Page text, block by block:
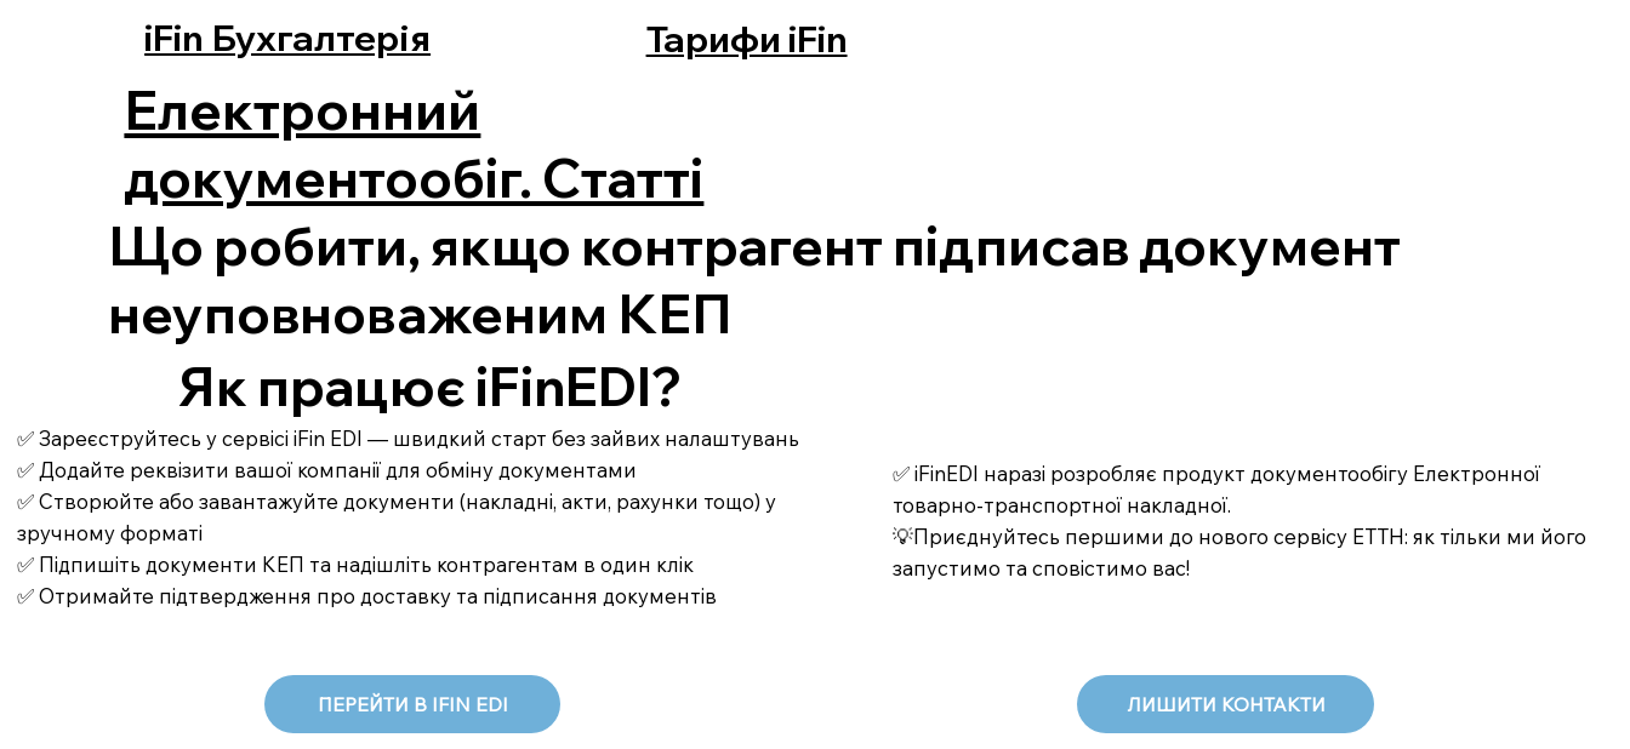
iFin Бухгалтерія Тарифи iFin
Електронний
документообіг. Статті
Що робити, якщо контрагент підписав документ
неуповноваженим КЕП
✅ Зареєструйтесь у сервісі iFin EDI — швидкий старт без зайвих налаштувань
✅ Додайте реквізити вашої компанії для обміну документами
✅ Створюйте або завантажуйте документи (накладні, акти, рахунки тощо) у
зручному форматі
✅ Підпишіть документи КЕП та надішліть контрагентам в один клік
✅ Отримайте підтвердження про доставку та підписання документів
Як працює iFinEDI?
ПЕРЕЙТИ В IFIN EDI
✅ iFinEDI наразі розробляє продукт документообігу Електронної
товарно-транспортної накладної.
💡Приєднуйтесь першими до нового сервісу ЕТТН: як тільки ми його
запустимо та сповістимо вас!
ЛИШИТИ КОНТАКТИ